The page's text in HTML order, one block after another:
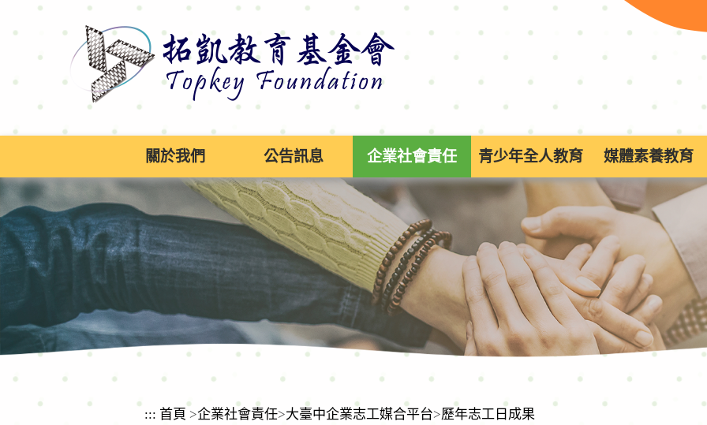
關於我們 公告訊息 企業社會責任 青少年全人教育 媒體素養教育
::: 首頁 >企業社會責任>大臺中企業志工媒合平台>歷年志工日成果